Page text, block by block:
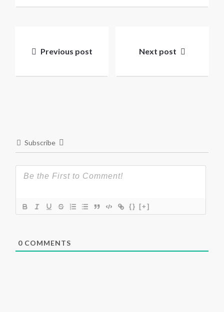
navigation
Previous post Next post
Subscribe
{} [+]
0 COMMENTS